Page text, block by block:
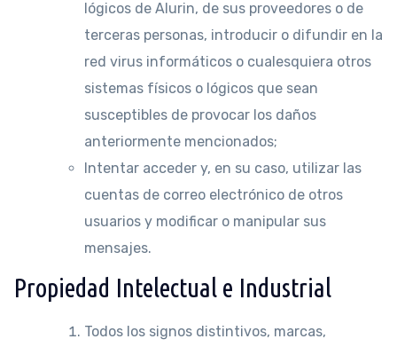
lógicos de Alurin, de sus proveedores o de
terceras personas, introducir o difundir en la
red virus informáticos o cualesquiera otros
sistemas físicos o lógicos que sean
susceptibles de provocar los daños
anteriormente mencionados;
Intentar acceder y, en su caso, utilizar las
cuentas de correo electrónico de otros
usuarios y modificar o manipular sus
mensajes.
Propiedad Intelectual e Industrial
Todos los signos distintivos, marcas,